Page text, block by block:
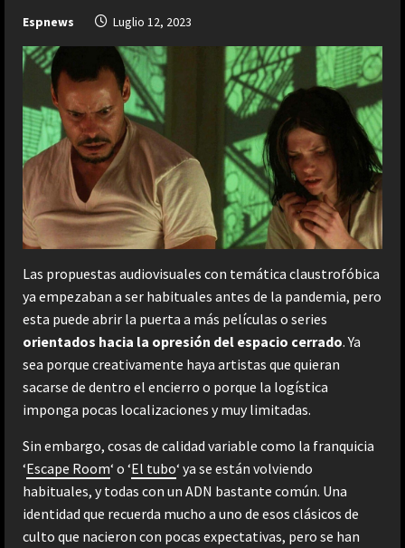
Espnews Luglio 12, 2023
Las propuestas audiovisuales con temática claustrofóbica
ya empezaban a ser habituales antes de la pandemia, pero
esta puede abrir la puerta a más películas o series
orientados hacia la opresión del espacio cerrado. Ya
sea porque creativamente haya artistas que quieran
sacarse de dentro el encierro o porque la logística
imponga pocas localizaciones y muy limitadas.
Sin embargo, cosas de calidad variable como la franquicia
‘Escape Room‘ o ‘El tubo‘ ya se están volviendo
habituales, y todas con un ADN bastante común. Una
identidad que recuerda mucho a uno de esos clásicos de
culto que nacieron con pocas expectativas, pero se han